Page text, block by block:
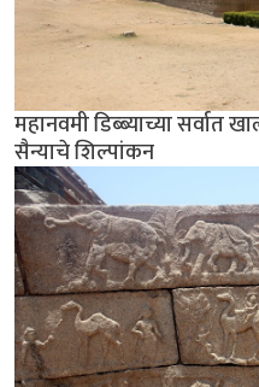
महानवमी डिब्ब्याच्या सर्वात
सैन्याचे शिल्पांकन